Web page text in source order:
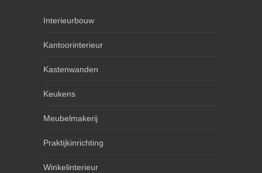
Interieurbouw
Kantoorinterieur
Kastenwanden
Keukens
Meubelmakerij
Praktijkinrichting
Winkelinterieur